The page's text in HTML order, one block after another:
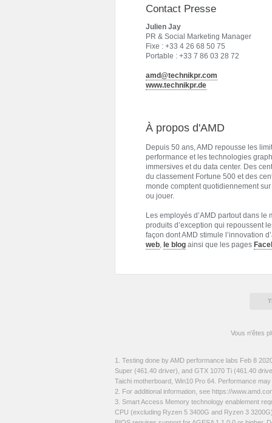
Contact Presse
Julien Jay
PR & Social Marketing Manager
Fixe : +33 4 26 68 50 75
Portable : +33 7 86 03 28 72
amd@technikpr.com
www.technikpr.de
À propos d'AMD
Depuis 50 ans, AMD repousse les
performance et les technologies
immersives et du data center. Des
du classement Fortune 500 et des
monde comptent quotidiennement
ou jouer.
Les employés d’AMD partout dans
produits d’exception qui repoussent
façon dont AMD stimule l’innovation
web, le blog ainsi que les pages
Vous n'êtes
1. Testing done by AMD performance labs Feb 8
Super (461.40 driver), and GTX 1070 Ti (461.40
Taichi motherboard, Win10 Pro 64. Performance
2. For additional information, see https://
3. Smart Access Memory technology enablement
CPU (excluding Ryzen 5 3400G and Ryzen 3